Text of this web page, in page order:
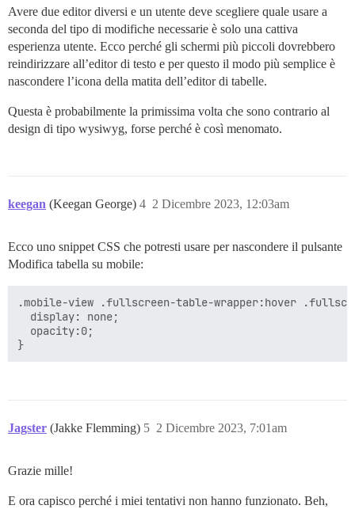
Avere due editor diversi e un utente deve scegliere quale usare a
seconda del tipo di modifiche necessarie è solo una cattiva
esperienza utente. Ecco perché gli schermi più piccoli dovrebbero
reindirizzare all’editor di testo e per questo il modo più semplice è
nascondere l’icona della matita dell’editor di tabelle.
Questa è probabilmente la primissima volta che sono contrario al
design di tipo wysiwyg, forse perché è così menomato.
keegan (Keegan George) 2 Dicembre 2023, 12:03am
4
Ecco uno snippet CSS che potresti usare per nascondere il pulsante
Modifica tabella su mobile:
.mobile-view .fullscreen-table-wrapper:hover
  display: none;
  opacity:0;
Jagster (Jakke Flemming) 2 Dicembre 2023, 7:01am
5
Grazie mille!
E ora capisco perché i miei tentativi non hanno funzionato. Beh,